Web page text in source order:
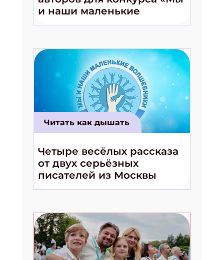
и наши маленькие
волшебники!»
Читать как дышать
Четыре весёлых рассказа
от двух серьёзных
писателей из Москвы